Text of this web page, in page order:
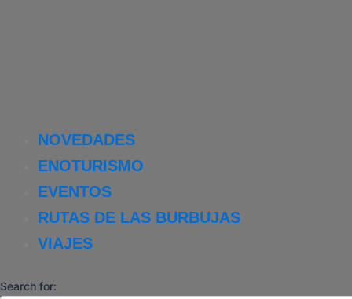
NOVEDADES
ENOTURISMO
EVENTOS
RUTAS DE LAS BURBUJAS
VIAJES
Search for: